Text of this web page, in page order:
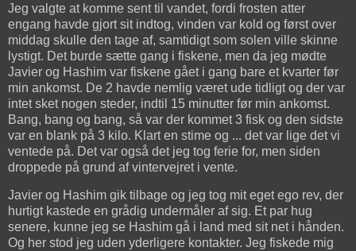
Jeg valgte at komme sent til vandet, fordi frosten atter
engang havde gjort sit indtog, vinden var kold og først over
middag skulle den tage af, samtidigt som solen ville skinne
lystigt. Det burde sætte gang i fiskene, men da jeg mødte
Javier og Hashim var fiskene gået i gang bare et kvarter før
min ankomst. De 2 havde nemlig været ude tidligt og der var
intet sket nogen steder, indtil 15 minutter før min ankomst.
Bang, bang og bang, så var der kommet 3 fisk og den sidste
var en blank på 3 kilo. Klart en stime og ... det var lige det vi
ventede på. Det var også det jeg tog ferie for, men siden
droppede på grund af vintervejret i vente.
Javier og Hashim gik tilbage og jeg tog mit eget ego rev, der
hurtigt kastede en grådig undermåler af sig. Et par hug
senere, kunne jeg se Hashim gå i land med sit net i hånden.
Og her stod jeg uden yderligere kontakter. Jeg fiskede mig